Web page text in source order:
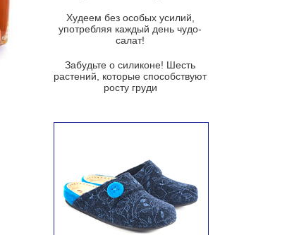
Суп мисо с зеленым луком и
тофу
из рукколы
Португальский чесночный суп с
Ирландский картофельный суп
Суп из пастернака
Пряный морковный суп во время
зимних холодов
Худеем без особых усилий,
употребляя каждый день чудо-
салат!
Забудьте о силиконе! Шесть
растений, которые способствуют
росту груди